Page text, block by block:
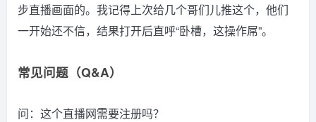
步直播画面的。我记得上次给几个哥们儿推这个，他们
一开始还不信，结果打开后直呼“卧槽，这操作屌”。
常见问题（Q&A）
问：这个直播网需要注册吗？